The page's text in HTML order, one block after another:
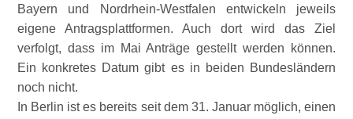
Bayern und Nordrhein-Westfalen entwickeln jeweils
eigene Antragsplattformen. Auch dort wird das Ziel
verfolgt, dass im Mai Anträge gestellt werden können.
Ein konkretes Datum gibt es in beiden Bundesländern
noch nicht.
In Berlin ist es bereits seit dem 31. Januar möglich, einen